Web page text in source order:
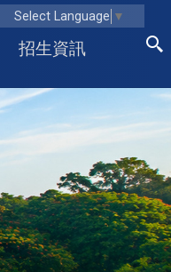
Select Language ▼
招生資訊